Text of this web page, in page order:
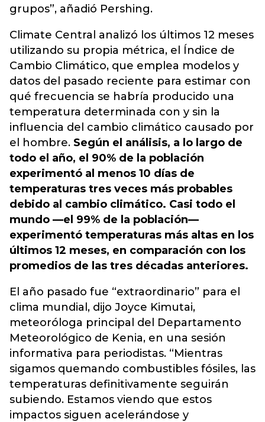
grupos”, añadió Pershing.
Climate Central analizó los últimos 12 meses
utilizando su propia métrica, el Índice de
Cambio Climático, que emplea modelos y
datos del pasado reciente para estimar con
qué frecuencia se habría producido una
temperatura determinada con y sin la
influencia del cambio climático causado por
el hombre. Según el análisis, a lo largo de
todo el año, el 90% de la población
experimentó al menos 10 días de
temperaturas tres veces más probables
debido al cambio climático. Casi todo el
mundo —el 99% de la población—
experimentó temperaturas más altas en los
últimos 12 meses, en comparación con los
promedios de las tres décadas anteriores.
El año pasado fue “extraordinario” para el
clima mundial, dijo Joyce Kimutai,
meteoróloga principal del Departamento
Meteorológico de Kenia, en una sesión
informativa para periodistas. “Mientras
sigamos quemando combustibles fósiles, las
temperaturas definitivamente seguirán
subiendo. Estamos viendo que estos
impactos siguen acelerándose y